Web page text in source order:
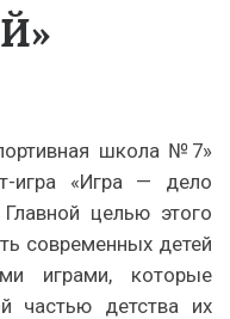
школа №7»
игра «Игра — дело
целью этого
современных детей
играми, которые
частью детства их